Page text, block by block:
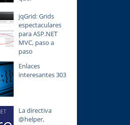
jqGrid: Grids
espectaculares
para ASP.NET
MVC, paso a
paso
Enlaces
interesantes 303
La directiva
@helper,